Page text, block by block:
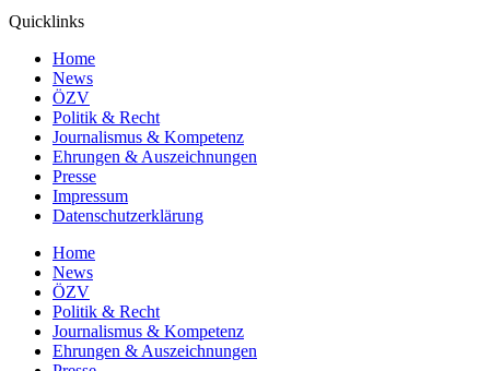
Quicklinks
Home
News
ÖZV
Politik & Recht
Journalismus & Kompetenz
Ehrungen & Auszeichnungen
Presse
Impressum
Datenschutzerklärung
Home
News
ÖZV
Politik & Recht
Journalismus & Kompetenz
Ehrungen & Auszeichnungen